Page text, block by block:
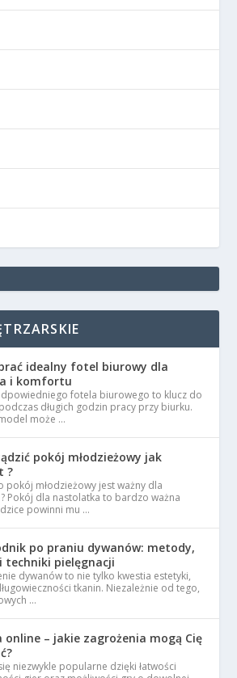
idealny fotel biurowy dla
i komfortu
fotela biurowego to klucz do
długich godzin pracy przy biurku.
może …
pokój młodzieżowy jak
?
pokój młodzieżowy jest ważny dla
Pokój dla nastolatka to bardzo ważna
powinni mu …
po praniu dywanów: metody,
techniki pielęgnacji
dywanów to nie tylko kwestia estetyki,
tkanin. Niezależnie od tego,
…
online – jakie zagrożenia mogą Cię
niezwykle popularne dzięki łatwości